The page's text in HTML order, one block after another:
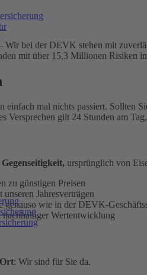
Wir bei der DEVK stehen mit
mit über 15,3 Millionen Risiken in
einfach mal nichts passiert. Sollten
Versprechen gilt 24 Stunden am
ursprünglich von
zu günstigen Preisen
Jahresverträgen
genauso wie in der DEVK-
Wertentwicklung
: Wir sind für Sie da.